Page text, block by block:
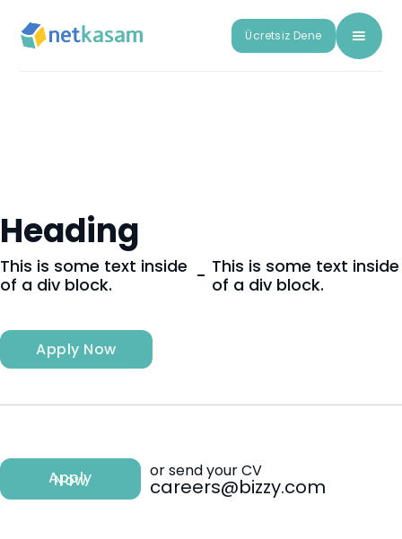
Ücretsiz Dene
Heading
This is some text inside
of a div block.
- This is some text inside
of a div block.
Apply Now
Apply
Now or send your CV
careers@bizzy.com